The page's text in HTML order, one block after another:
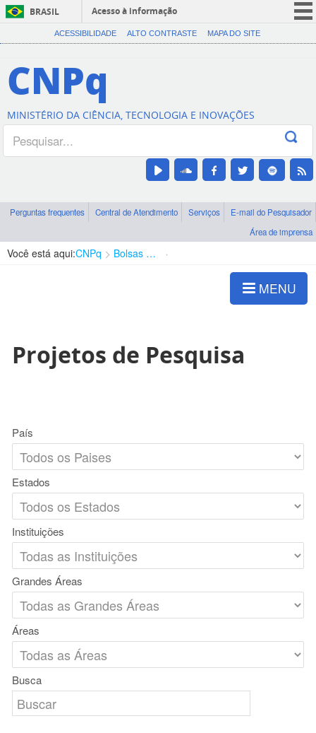
BRASIL
Acesso à informação
CORONAVÍRUS (COVID-19)
Canais
ACESSIBILIDADE ALTO CONTRASTE MAPA DO SITE
CNPq
MINISTÉRIO DA CIÊNCIA, TECNOLOGIA E INOVAÇÕES
Perguntas frequentes Central de Atendimento Serviços
E-mail do Pesquisador
Área de imprensa
Você está aqui:CNPq Bolsas e Auxílios Vigentes
MENU
Projetos de Pesquisa
País
Estados
Instituições
Grandes Áreas
Áreas
Busca